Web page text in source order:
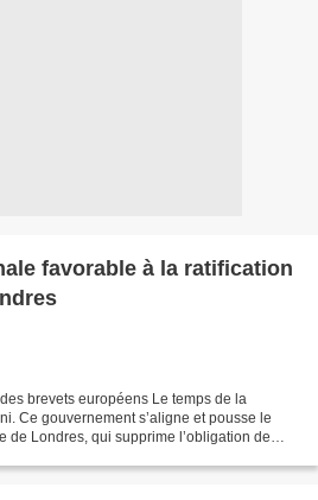
favorable à la ratification
brevets européens Le temps de la
Ce gouvernement s’aligne et pousse le
de Londres, qui supprime l’obligation de